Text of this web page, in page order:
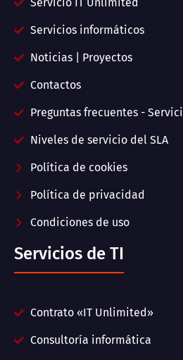
Servicios informáticos
Noticias | Proyectos
Contactos
Preguntas frecuentes -
Niveles de servicio del SLA
Política de cookies
Política de privacidad
Condiciones de uso
Servicios de TI
Contrato «IT Unlimited»
Consultoría informática